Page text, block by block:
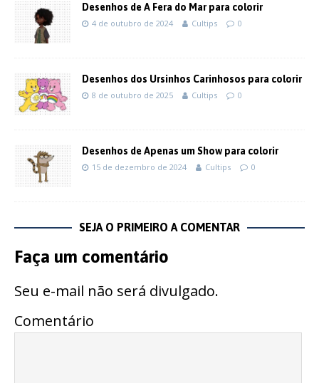
Desenhos de A Fera do Mar para colorir
4 de outubro de 2024 Cultips 0
Desenhos dos Ursinhos Carinhosos para colorir
8 de outubro de 2025 Cultips 0
Desenhos de Apenas um Show para colorir
15 de dezembro de 2024 Cultips 0
SEJA O PRIMEIRO A COMENTAR
Faça um comentário
Seu e-mail não será divulgado.
Comentário